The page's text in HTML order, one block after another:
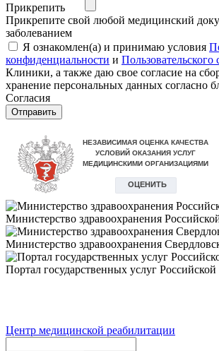
Прикрепить
Прикрепите свой любой медицинский
заболеванием
Я ознакомлен(а) и принимаю условия
конфиденциальности и Пользовательского
Клиники, а также даю свое согласие на
хранение персональных данных согласно
Согласия
Отправить
Министерство здравоохранения
Министерство здравоохранения
Портал государственных услуг
Центр медицинской реабилитации